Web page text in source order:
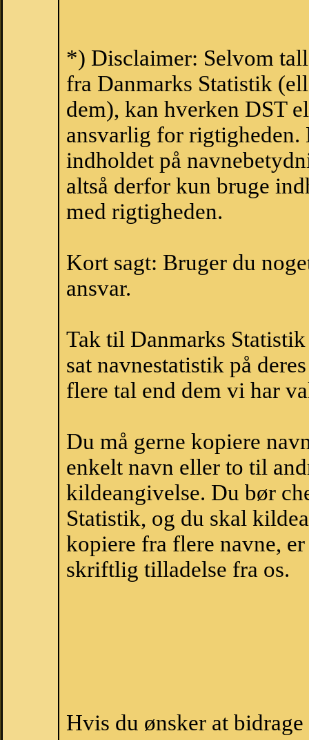
*) Disclaimer: Selvom
fra Danmarks Statistik
dem), kan hverken DST
ansvarlig for
indholdet på
altså derfor kun bruge
med rigtigheden.
Kort sagt: Bruger du
ansvar.
Tak til Danmarks
sat navnestatistik på
flere tal end dem vi har
Du må gerne kopiere
enkelt navn eller to til
kildeangivelse. Du bør
Statistik, og du skal
kopiere fra flere navne,
skriftlig tilladelse fra os.
Hvis du ønsker at